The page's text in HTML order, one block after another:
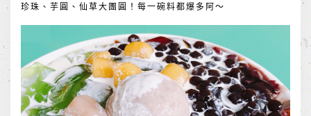
珍珠、芋圓、仙草大團圓！每一碗料都爆多阿～